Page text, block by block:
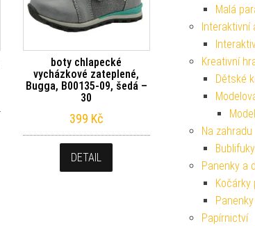
boty chlapecké
vycházkové zateplené,
Bugga, B00135-09, šedá –
30
399 Kč
DETAIL
Malá
Interaktivní
Kreativní
Dětské
Na zahradu
Bublifuky
Panenky a
Kočárky
Panenky
Papírnictví